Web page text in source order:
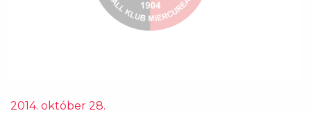
2014. október 28.